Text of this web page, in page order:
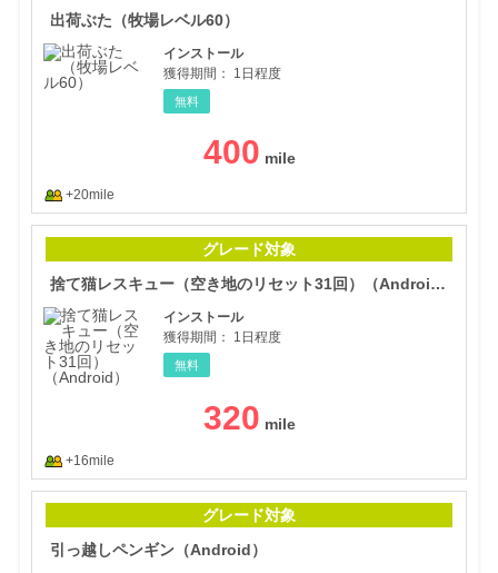
出荷ぶた（牧場レベル60）
インストール
獲得期間：
1日程度
無料
400
+20mile
グレード対象
捨て猫レスキュー（空き地のリセット31回）（Android）
インストール
獲得期間：
1日程度
無料
320
+16mile
グレード対象
引っ越しペンギン（Android）